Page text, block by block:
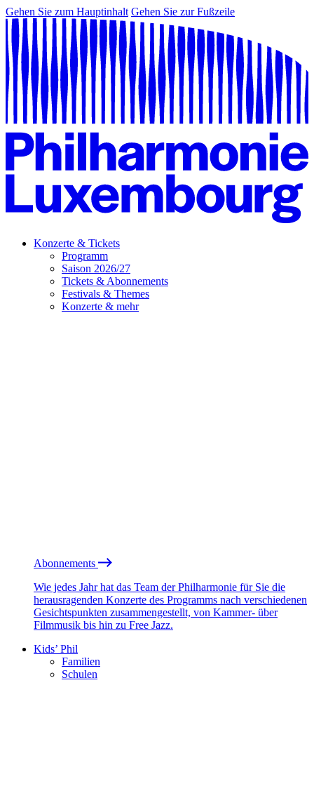
Gehen Sie zum Hauptinhalt Gehen Sie zur Fußzeile
Konzerte & Tickets
Programm
Saison 2026/27
Tickets & Abonnements
Festivals & Themes
Konzerte & mehr
Abonnements
Wie jedes Jahr hat das Team der Philharmonie für Sie die
herausragenden Konzerte des Programms nach verschiedenen
Gesichtspunkten zusammengestellt, von Kammer- über
Filmmusik bis hin zu Free Jazz.
Kids’ Phil
Familien
Schulen